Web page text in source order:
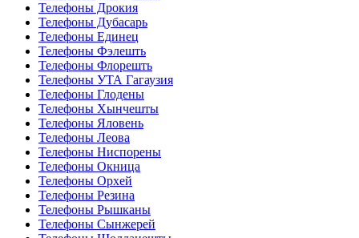
Телефоны Дрокия
Телефоны Дубасарь
Телефоны Единец
Телефоны Фэлешть
Телефоны Флорешть
Телефоны УТА Гагаузия
Телефоны Глодены
Телефоны Хынчешты
Телефоны Яловень
Телефоны Леова
Телефоны Ниспорены
Телефоны Окница
Телефоны Орхей
Телефоны Резина
Телефоны Рышканы
Телефоны Сынжерей